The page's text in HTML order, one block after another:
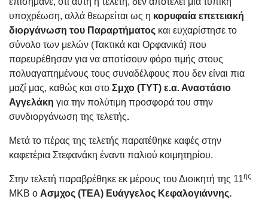
υποχρέωση, αλλά θεωρείται ως η κορυφαία επετειακή
διοργάνωση του Παραρτήματος και ευχαρίστησε το
σύνολο των μελών (Τακτικά και Ορφανικά) που
παρευρέθησαν για να αποτίσουν φόρο τιμής στους
πολυαγαπημένους τους συναδέλφους που δεν είναι πια
μαζί μας, καθώς και στο Σμχο (ΤΥΤ) ε.α. Αναστάσιο
Αγγελάκη για την πολύτιμη προσφορά του στην
συνδιοργάνωση της τελετής.
Μετά το πέρας της τελετής παρατέθηκε καφές στην
καφετέρια Στεφανάκη έναντι παλιού κοιμητηρίου.
Στην τελετή παραβρέθηκε εκ μέρους του Διοικητή της 11ης
ΜΚΒ ο Ασμχος (ΤΕΑ) Ευάγγελος Κεφαλογιάννης.